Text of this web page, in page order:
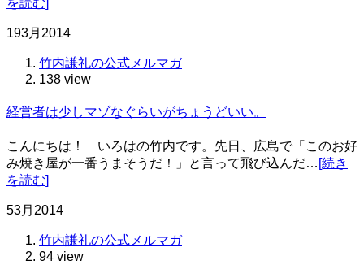
193月 2014
竹内謙礼の公式メルマガ
138 view
経営者は少しマゾなぐらいがちょうどいい。
こんにちは！ いろはの竹内です。先日、広島で「このお好
み焼き屋が一番うまそうだ！」と言って飛び込んだ… [続き
を読む]
53月 2014
竹内謙礼の公式メルマガ
94 view